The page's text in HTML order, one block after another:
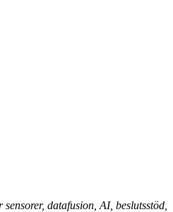
datafusion, AI, beslutsstöd,